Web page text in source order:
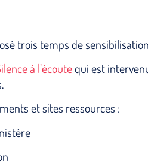
trois temps de
à l’écoutequi est
et sites ressources :